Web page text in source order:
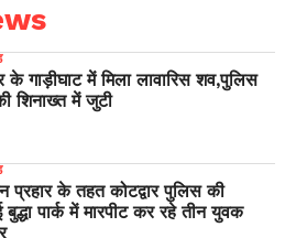
के गाड़ीघाट में मिला लावारिस शव,पुलिस
शिनाख्त में जुटी
प्रहार के तहत कोटद्वार पुलिस की
बुद्धा पार्क में मारपीट कर रहे तीन युवक